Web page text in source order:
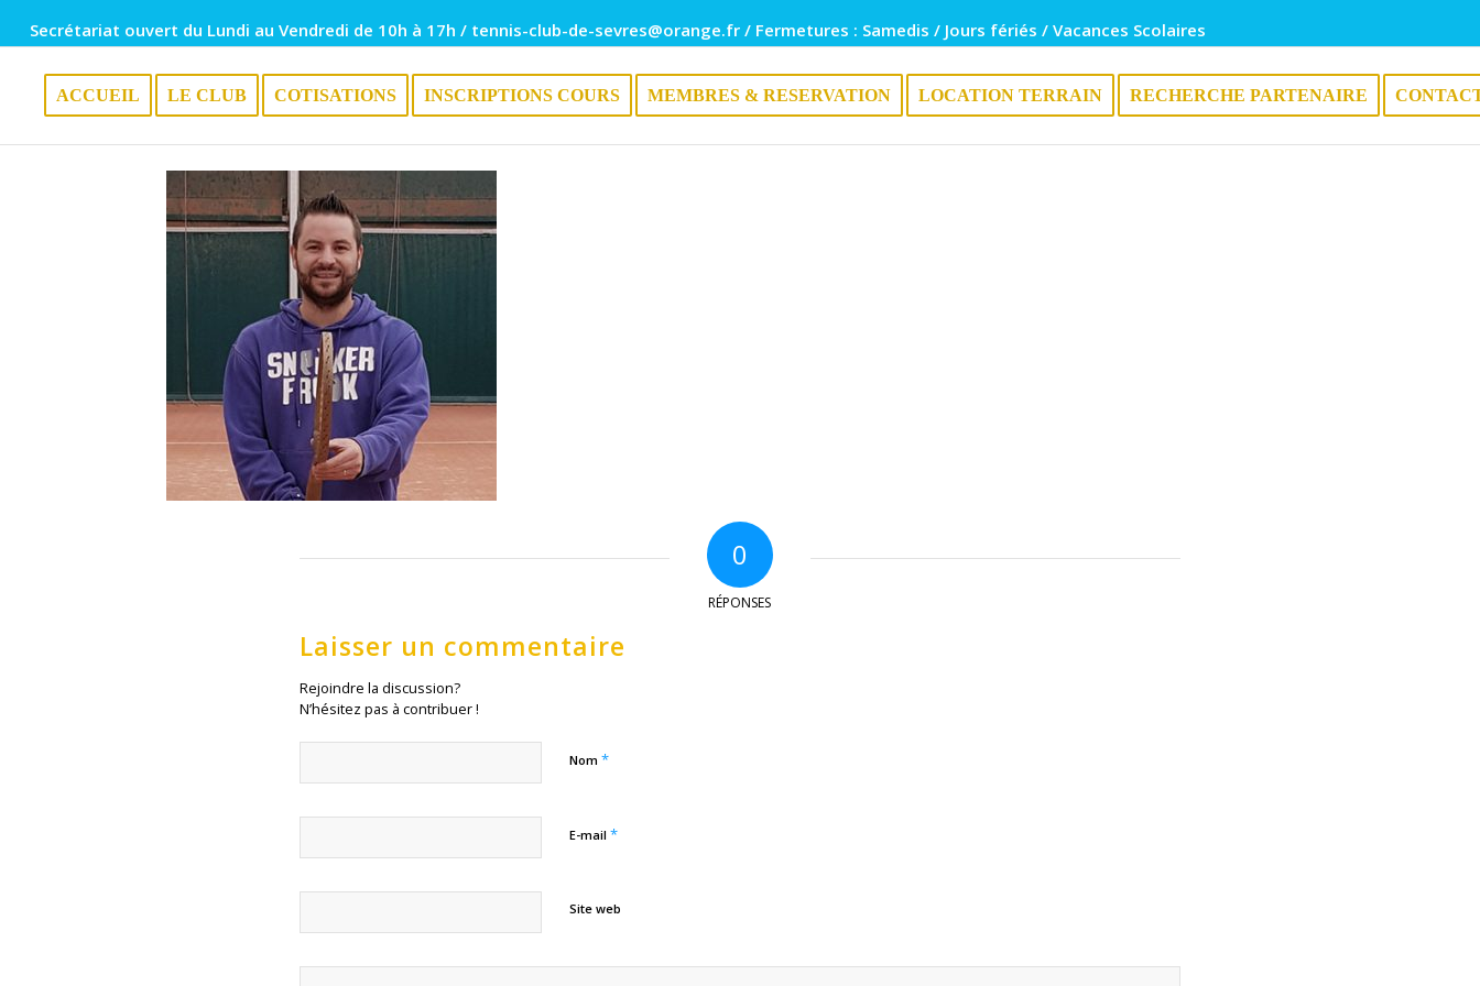
Secrétariat ouvert du Lundi au Vendredi de 10h à 17h / tennis-club-de-sevres@orange.fr / Fermetures : Samedis / Jours fériés / Vacances Scolaires
ACCUEIL LE CLUB COTISATIONS INSCRIPTIONS COURS MEMBRES & RESERVATION LOCATION TERRAIN RECHERCHE PARTENAIRE
0
RÉPONSES
Laisser un commentaire
Rejoindre la discussion?
N’hésitez pas à contribuer !
Nom *
E-mail *
Site web